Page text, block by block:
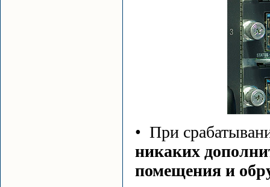
• При
никаких
помещения и